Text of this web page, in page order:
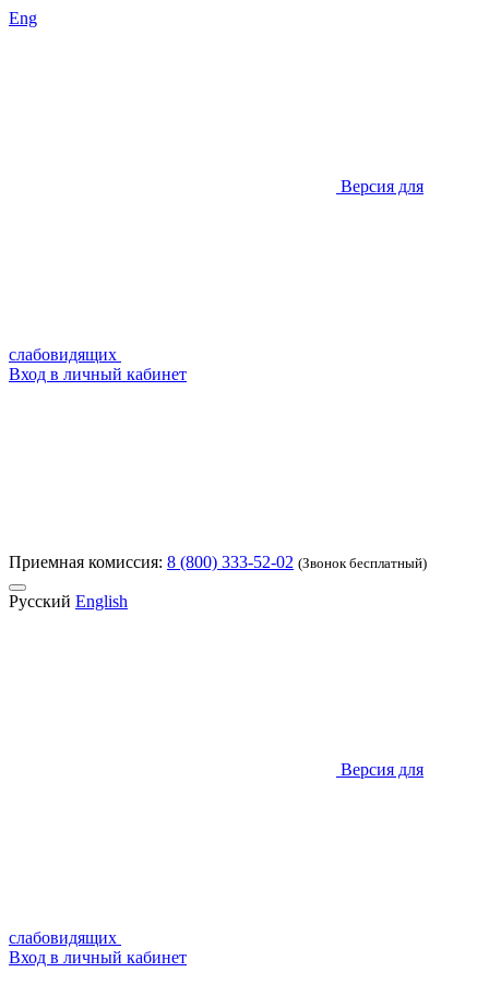
Eng
Версия для
слабовидящих
Вход в личный кабинет
Приемная комиссия: 8 (800) 333-52-02 (Звонок бесплатный)
Русский English
Версия для
слабовидящих
Вход в личный кабинет